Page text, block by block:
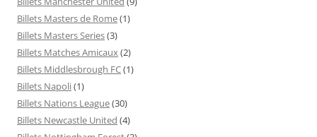
Billets Masters de Rome(1)
Billets Masters Series(3)
Billets Matches Amicaux(2)
Billets Middlesbrough FC(1)
Billets Napoli(1)
Billets Nations League(30)
Billets Newcastle United (4)